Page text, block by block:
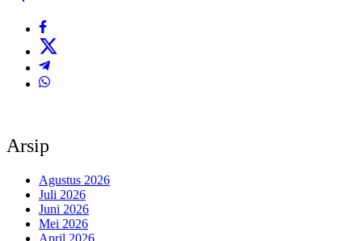
Arsip
Agustus 2026
Juli 2026
Juni 2026
Mei 2026